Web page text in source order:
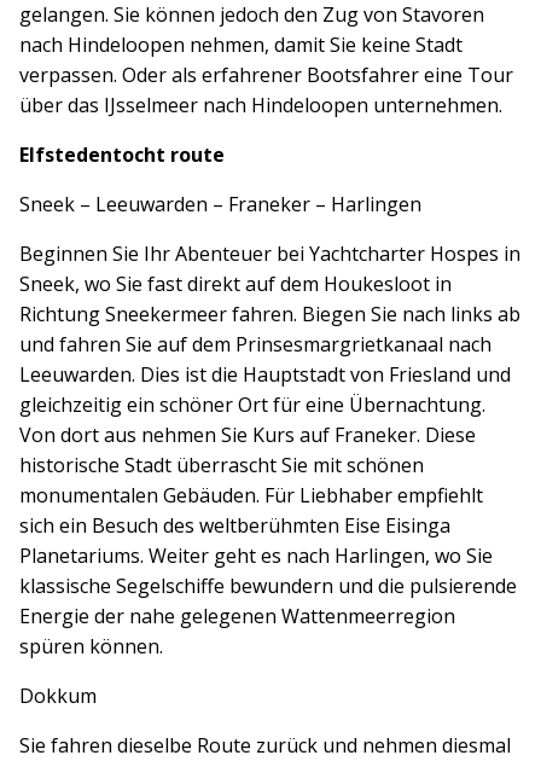
gelangen. Sie können jedoch den Zug von Stavoren
nach Hindeloopen nehmen, damit Sie keine Stadt
verpassen. Oder als erfahrener Bootsfahrer eine Tour
über das IJsselmeer nach Hindeloopen unternehmen.
Elfstedentocht route
Sneek – Leeuwarden – Franeker – Harlingen
Beginnen Sie Ihr Abenteuer bei Yachtcharter Hospes in
Sneek, wo Sie fast direkt auf dem Houkesloot in
Richtung Sneekermeer fahren. Biegen Sie nach links ab
und fahren Sie auf dem Prinsesmargrietkanaal nach
Leeuwarden. Dies ist die Hauptstadt von Friesland und
gleichzeitig ein schöner Ort für eine Übernachtung.
Von dort aus nehmen Sie Kurs auf Franeker. Diese
historische Stadt überrascht Sie mit schönen
monumentalen Gebäuden. Für Liebhaber empfiehlt
sich ein Besuch des weltberühmten Eise Eisinga
Planetariums. Weiter geht es nach Harlingen, wo Sie
klassische Segelschiffe bewundern und die pulsierende
Energie der nahe gelegenen Wattenmeerregion
spüren können.
Dokkum
Sie fahren dieselbe Route zurück und nehmen diesmal